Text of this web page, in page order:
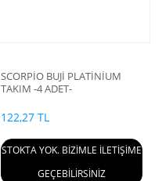
SCORPİO BUJİ PLATİNİUM
TAKIM -4 ADET-
122,27 TL
STOKTA YOK. BİZİMLE İLETİŞİME
GEÇEBİLİRSİNİZ